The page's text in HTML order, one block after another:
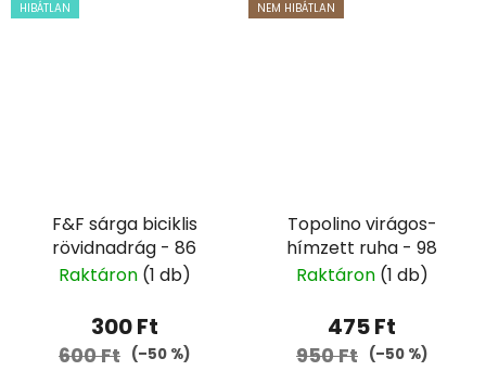
HIBÁTLAN
F&F sárga biciklis
rövidnadrág - 86
Raktáron (1 db)
300 Ft
600 Ft (–50 %)
NEM HIBÁTLAN
Topolino virágos-
hímzett ruha - 98
Raktáron (1 db)
475 Ft
950 Ft (–50 %)